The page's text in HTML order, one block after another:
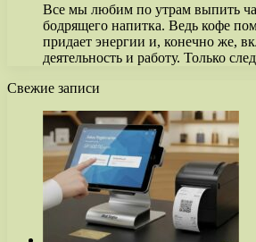
Все мы любим по утрам выпить
бодрящего напитка. Ведь кофе
придает энергии и, конечно же,
деятельность и работу. Только
Свежие записи